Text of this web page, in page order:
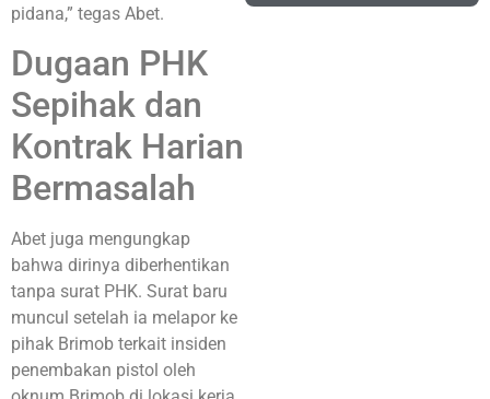
pidana,” tegas Abet.
Dugaan PHK
Sepihak dan
Kontrak Harian
Bermasalah
Abet juga mengungkap
bahwa dirinya diberhentikan
tanpa surat PHK. Surat baru
muncul setelah ia melapor ke
pihak Brimob terkait insiden
penembakan pistol oleh